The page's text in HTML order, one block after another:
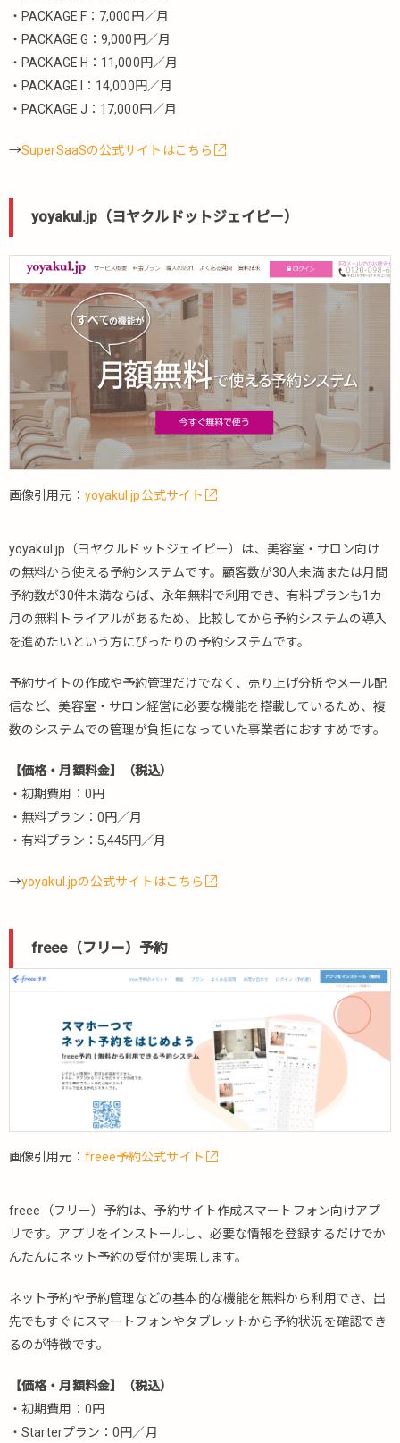
約に
特化
した
シス
テム
5.4.1.
シー）
touch-
mee（タ
ッチミ
ー）
5.4.3.
iMeeting-
R（アイ
ミーティ
ングアー
ル）
BRoomHubs（ビ
5.4.5.
ームズ
Resource
ソースル
ック）
5.4.7.
Click
Reserve（ク
リックスタ
ジオリザー
ブ）
スマー
5.5.
大学
た予
約シ
ステ
ム
5.5.1.
RESERVA
ac（レゼ
5.6.
官公
庁に
した
シス
テム
5.6.1.
lg（レゼ
ルバ エル
・PACKAGE F：7,000円／月
・PACKAGE G：9,000円／月
・PACKAGE H：11,000円／月
・PACKAGE I：14,000円／月
・PACKAGE J：17,000円／月
→SuperSaaSの公式サイトはこちら
yoyakul.jp（ヨヤクルドットジェイピー）
画像引用元： yoyakul.jp公式サイト
yoyakul.jp（ヨヤクルドットジェイピー）は、美容室・サロン向け
の無料から使える予約システムです。顧客数が30人未満または月間
予約数が30件未満ならば、永年無料で利用でき、有料プランも1カ
月の無料トライアルがあるため、比較してから予約システムの導入
を進めたいという方にぴったりの予約システムです。
予約サイトの作成や予約管理だけでなく、売り上げ分析やメール配
信など、美容室・サロン経営に必要な機能を搭載しているため、複
数のシステムでの管理が負担になっていた事業者におすすめです。
【価格・月額料金】（税込）
・初期費用：0円
・無料プラン：0円／月
・有料プラン：5,445円／月
→yoyakul.jpの公式サイトはこちら
freee（フリー）予約
画像引用元： freee予約公式サイト
freee（フリー）予約は、予約サイト作成スマートフォン向けアプ
リです。アプリをインストールし、必要な情報を登録するだけでか
んたんにネット予約の受付が実現します。
ネット予約や予約管理などの基本的な機能を無料から利用でき、出
先でもすぐにスマートフォンやタブレットから予約状況を確認でき
るのが特徴です。
【価格・月額料金】（税込）
・初期費用：0円
・Starterプラン：0円／月